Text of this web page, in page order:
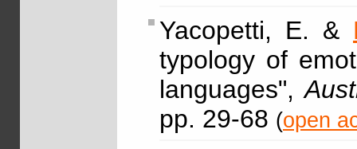
Yacopetti, E. &
typology of
languages",
pp. 29-68 (open